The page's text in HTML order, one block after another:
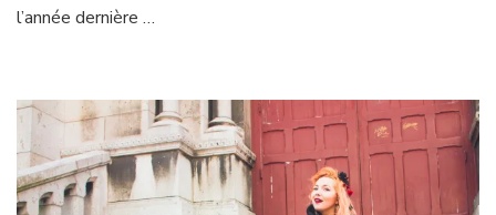
l’année dernière …